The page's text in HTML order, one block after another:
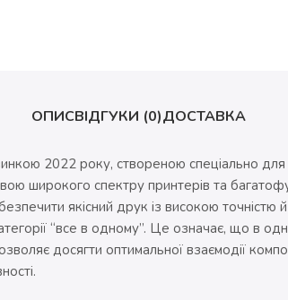
ОПИСВІДГУКИ (0)ДОСТАВКА
2022 року, створеною спеціально для
широкого спектру принтерів та
якісний друк із високою точністю
“все в одному”. Це означає, що в
досягти оптимальної взаємодії